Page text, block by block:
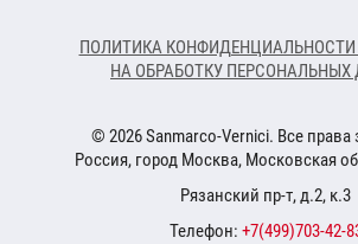
ПОЛИТИКА КОНФИДЕНЦИАЛЬНОСТИ
НА ОБРАБОТКУ
© 2026 Sanmarco-Vernici. Все
Россия, город Москва, Московская
Рязанский пр-т, д.2, к.3
Телефон: +7(499)703-42-